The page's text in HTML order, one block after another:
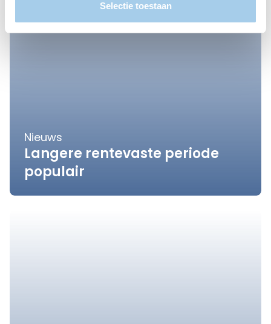
Selectie toestaan
Nieuws
Langere rentevaste periode
populair